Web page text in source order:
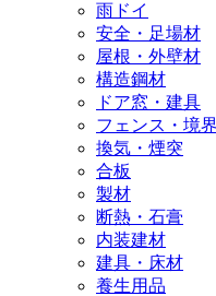
雨ドイ
安全・足場材
屋根・外壁材
構造鋼材
ドア窓・建具
フェンス・境
換気・煙突
合板
製材
断熱・石膏
内装建材
建具・床材
養生用品